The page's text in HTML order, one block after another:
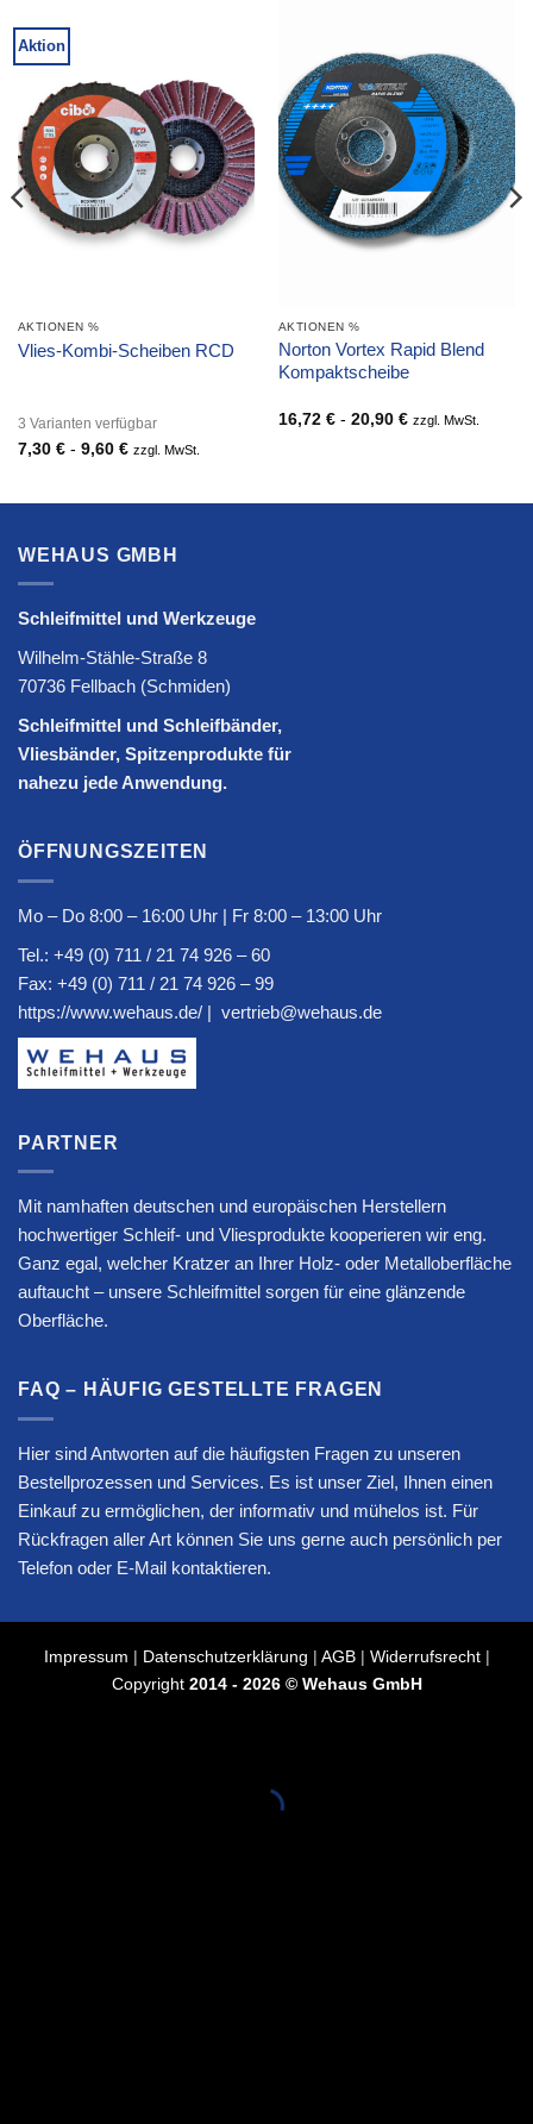
Aktion
AKTIONEN %
Vlies-Kombi-Scheiben RCD
3 Varianten verfügbar
7,30 €- 9,60 € zzgl. MwSt.
AKTIONEN %
Norton Vortex Rapid Blend
Kompaktscheibe
16,72 €- 20,90 € zzgl. MwSt.
WEHAUS GMBH
Schleifmittel und Werkzeuge
Wilhelm-Stähle-Straße 8
70736 Fellbach (Schmiden)
Schleifmittel und Schleifbänder,
Vliesbänder, Spitzenprodukte für
nahezu jede Anwendung.
ÖFFNUNGSZEITEN
Mo – Do 8:00 – 16:00 Uhr | Fr 8:00 – 13:00 Uhr
Tel.: +49 (0) 711 / 21 74 926 – 60
Fax: +49 (0) 711 / 21 74 926 – 99
https://www.wehaus.de/ | vertrieb@wehaus.de
PARTNER
Mit namhaften deutschen und europäischen Herstellern
hochwertiger Schleif- und Vliesprodukte kooperieren wir eng.
Ganz egal, welcher Kratzer an Ihrer Holz- oder Metalloberfläche
auftaucht – unsere Schleifmittel sorgen für eine glänzende
Oberfläche.
FAQ – HÄUFIG GESTELLTE FRAGEN
Hier sind Antworten auf die häufigsten Fragen zu unseren
Bestellprozessen und Services. Es ist unser Ziel, Ihnen einen
Einkauf zu ermöglichen, der informativ und mühelos ist. Für
Rückfragen aller Art können Sie uns gerne auch persönlich per
Telefon oder E-Mail kontaktieren.
Impressum | Datenschutzerklärung | AGB| Widerrufsrecht|
Copyright 2014 - 2026 © Wehaus GmbH